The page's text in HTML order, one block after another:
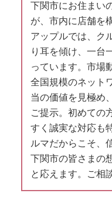
下関市にお住まい
が、市内に店舗を
アップルでは、ク
り耳を傾け、一台
っています。市場
全国規模のネット
当の価値を見極め
ご提示。初めての
すく誠実な対応も
ルマだからこそ、
下関市の皆さまの
と応えます。ご相